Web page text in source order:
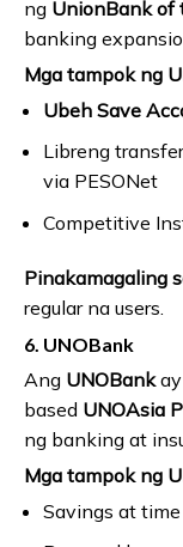
ng UnionBank of
banking
Mga tampok ng
Ubeh Save
Libreng
via PESONet
Competitive
Pinakamagaling
regular na users.
6. UNOBank
Ang UNOBankay
based UNOAsia
ng banking at
Mga tampok ng
Savings at